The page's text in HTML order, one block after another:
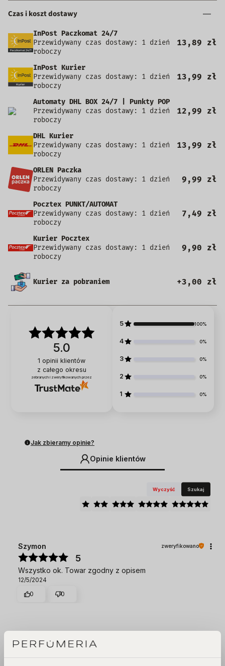
Czas i koszt dostawy
InPost Paczkomat 24/7
Przewidywany czas dostawy: 1 dzień
roboczy
13,89 zł
InPost Kurier
Przewidywany czas dostawy: 1 dzień
roboczy
13,99 zł
Automaty DHL BOX 24/7 | Punkty POP
Przewidywany czas dostawy: 1 dzień
roboczy
12,99 zł
DHL Kurier
Przewidywany czas dostawy: 1 dzień
roboczy
13,99 zł
ORLEN Paczka
Przewidywany czas dostawy: 1 dzień
roboczy
9,99 zł
Pocztex PUNKT/AUTOMAT
Przewidywany czas dostawy: 1 dzień
roboczy
7,49 zł
Kurier Pocztex
Przewidywany czas dostawy: 1 dzień
roboczy
9,90 zł
Kurier za pobraniem +3,00 zł
5.0
1 opinii klientów
z całego okresu
zebranych i zweryfikowanych przez
5 100%
4 0%
3 0%
2 0%
1 0%
Jak zbieramy opinie?
Opinie klientów
Wyczyść Szukaj
Szymon zweryfikowano
5
Wszystko ok. Towar zgodny z opisem
12/5/2024
0
0